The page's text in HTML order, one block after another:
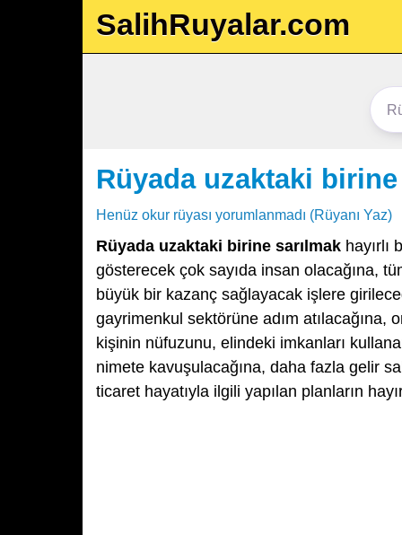
SalihRuyalar.com
Rüyada uzaktaki birine
Henüz okur rüyası yorumlanmadı (Rüyanı Yaz)
Rüyada uzaktaki birine sarılmak hayırlı
gösterecek çok sayıda insan olacağına,
büyük bir kazanç sağlayacak işlere
gayrimenkul sektörüne adım atılacağına,
kişinin nüfuzunu, elindeki imkanları
nimete kavuşulacağına, daha fazla gelir
ticaret hayatıyla ilgili yapılan planların